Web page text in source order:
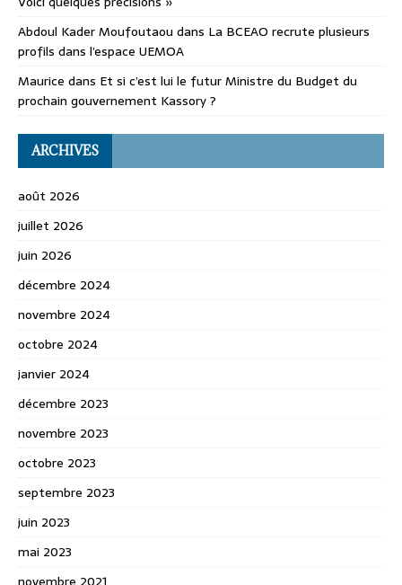
Abdoul Kader Moufoutaou dans La BCEAO recrute plusieurs
profils dans l’espace UEMOA
Maurice dans Et si c’est lui le futur Ministre du Budget du
prochain gouvernement Kassory ?
ARCHIVES
août 2026
juillet 2026
juin 2026
décembre 2024
novembre 2024
octobre 2024
janvier 2024
décembre 2023
novembre 2023
octobre 2023
septembre 2023
juin 2023
mai 2023